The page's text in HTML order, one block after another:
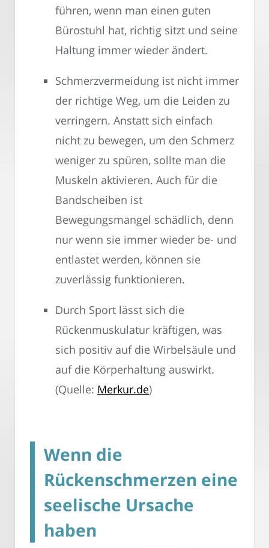
führen, wenn man einen guten
Bürostuhl hat, richtig sitzt und seine
Haltung immer wieder ändert.
Schmerzvermeidung ist nicht immer
der richtige Weg, um die Leiden zu
verringern. Anstatt sich einfach
nicht zu bewegen, um den Schmerz
weniger zu spüren, sollte man die
Muskeln aktivieren. Auch für die
Bandscheiben ist
Bewegungsmangel schädlich, denn
nur wenn sie immer wieder be- und
entlastet werden, können sie
zuverlässig funktionieren.
Durch Sport lässt sich die
Rückenmuskulatur kräftigen, was
sich positiv auf die Wirbelsäule und
auf die Körperhaltung auswirkt.
(Quelle: Merkur.de)
Wenn die
Rückenschmerzen eine
seelische Ursache
haben